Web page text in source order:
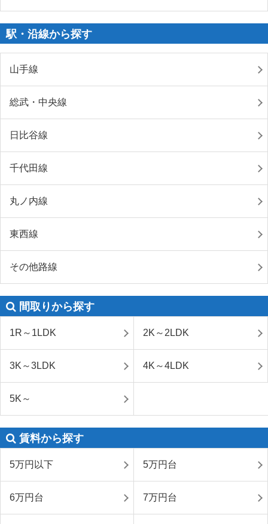
駅・沿線から探す
山手線
総武・中央線
日比谷線
千代田線
丸ノ内線
東西線
その他路線
間取りから探す
1R～1LDK 2K～2LDK
3K～3LDK 4K～4LDK
5K～
賃料から探す
5万円以下 5万円台
6万円台 7万円台